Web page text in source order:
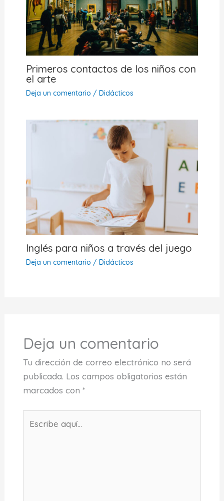
Primeros contactos de los niños con
el arte
Deja un comentario / Didácticos
Inglés para niños a través del juego
Deja un comentario / Didácticos
Deja un comentario
Tu dirección de correo electrónico no será
publicada. Los campos obligatorios están
marcados con *
aquí...